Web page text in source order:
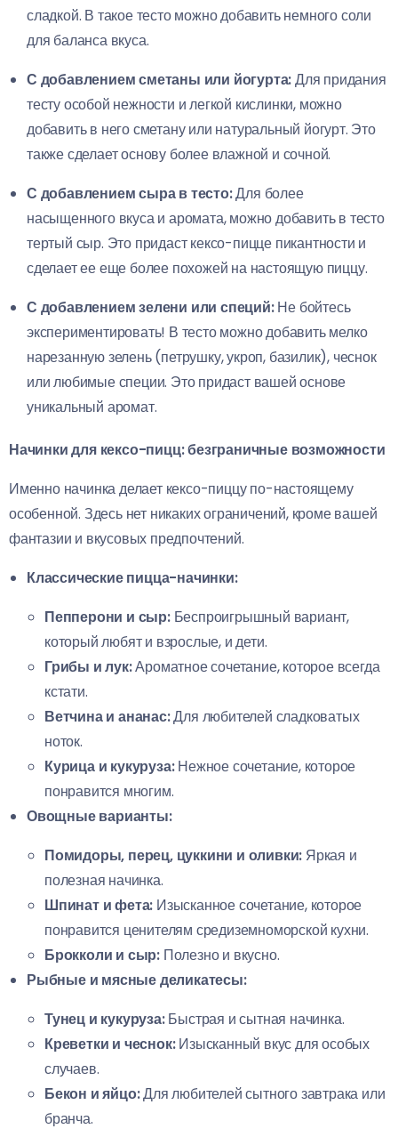
сладкой. В такое тесто можно добавить немного соли
для баланса вкуса.
С добавлением сметаны или йогурта:Для придания
тесту особой нежности и легкой кислинки, можно
добавить в него сметану или натуральный йогурт. Это
также сделает основу более влажной и сочной.
С добавлением сыра в тесто:Для более
насыщенного вкуса и аромата, можно добавить в тесто
тертый сыр. Это придаст кексо-пицце пикантности и
сделает ее еще более похожей на настоящую пиццу.
С добавлением зелени или специй:Не бойтесь
экспериментировать! В тесто можно добавить мелко
нарезанную зелень (петрушку, укроп, базилик), чеснок
или любимые специи. Это придаст вашей основе
уникальный аромат.
Начинки для кексо-пицц: безграничные возможности
Именно начинка делает кексо-пиццу по-настоящему
особенной. Здесь нет никаких ограничений, кроме вашей
фантазии и вкусовых предпочтений.
Классические пицца-начинки:
Пепперони и сыр:Беспроигрышный вариант,
который любят и взрослые, и дети.
Грибы и лук:Ароматное сочетание, которое всегда
кстати.
Ветчина и ананас:Для любителей сладковатых
ноток.
Курица и кукуруза:Нежное сочетание, которое
понравится многим.
Овощные варианты:
Помидоры, перец, цуккини и оливки: Яркая и
полезная начинка.
Шпинат и фета: Изысканное сочетание, которое
понравится ценителям средиземноморской кухни.
Брокколи и сыр: Полезно и вкусно.
Рыбные и мясные деликатесы:
Тунец и кукуруза:Быстрая и сытная начинка.
Креветки и чеснок:Изысканный вкус для особых
случаев.
Бекон и яйцо:Для любителей сытного завтрака или
бранча.